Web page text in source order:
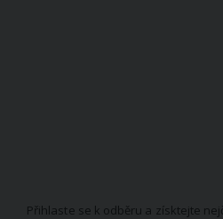
Přihlaste se k odběru a získtejte